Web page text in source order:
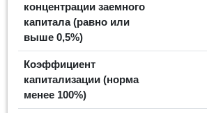
концентрации заемного
капитала (равно или
выше 0,5%)
Коэффициент
капитализации (норма
менее 100%)